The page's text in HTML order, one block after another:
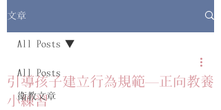
文章
All Posts
衛教文章
All Posts
引導孩子建立行為規範—正向教養
小練習